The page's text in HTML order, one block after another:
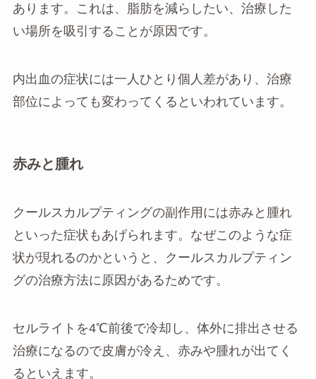
あります。これは、脂肪を減らしたい、治療した
い場所を吸引することが原因です。
内出血の症状には一人ひとり個人差があり、治療
部位によっても変わってくるといわれています。
赤みと腫れ
クールスカルプティングの副作用には赤みと腫れ
といった症状もあげられます。なぜこのような症
状が現れるのかというと、クールスカルプティン
グの治療方法に原因があるためです。
セルライトを4℃前後で冷却し、体外に排出させる
治療になるので皮膚が冷え、赤みや腫れが出てく
るといえます。